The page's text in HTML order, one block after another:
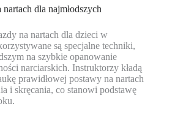
dla najmłodszych
na nartach dla dzieci w
są specjalne techniki,
na szybkie opanowanie
narciarskich. Instruktorzy kładą
prawidłowej postawy na nartach
i skręcania, co stanowi podstawę